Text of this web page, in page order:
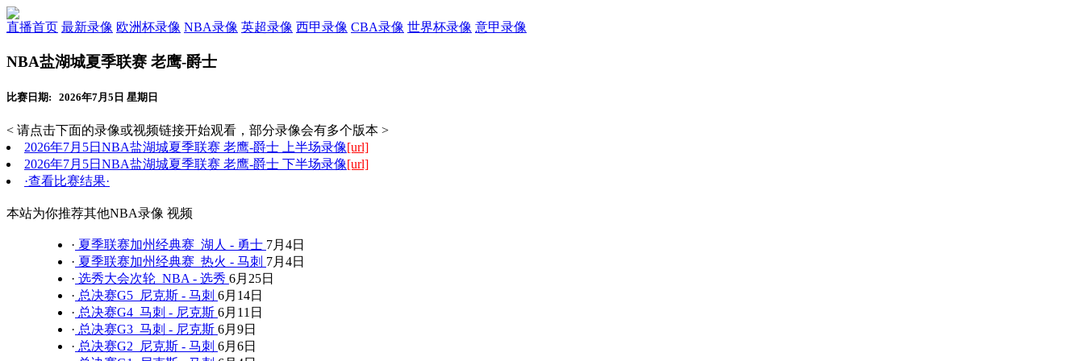
直播首页 最新录像 欧洲杯录像 NBA录像 英超录像 西甲录像 CBA录像 世界杯录像 意甲录像
NBA盐湖城夏季联赛 老鹰-爵士
比赛日期: 2026年7月5日 星期日
< 请点击下面的录像或视频链接开始观看，部分录像会有多个版本 >
2026年7月5日NBA盐湖城夏季联赛 老鹰-爵士 上半场录像[url]
2026年7月5日NBA盐湖城夏季联赛 老鹰-爵士 下半场录像[url]
·查看比赛结果·
本站为你推荐其他NBA录像 视频
· 夏季联赛加州经典赛 湖人 - 勇士 7月4日
· 夏季联赛加州经典赛 热火 - 马刺 7月4日
· 选秀大会次轮 NBA - 选秀 6月25日
· 总决赛G5 尼克斯 - 马刺 6月14日
· 总决赛G4 马刺 - 尼克斯 6月11日
· 总决赛G3 马刺 - 尼克斯 6月9日
· 总决赛G2 尼克斯 - 马刺 6月6日